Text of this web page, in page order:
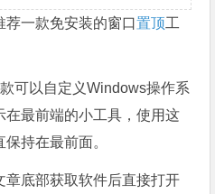
荐一款免安装的窗口置顶工
可以自定义Windows操作系
在最前端的小工具，使用这
持在最前面。
章底部获取软件后直接打开